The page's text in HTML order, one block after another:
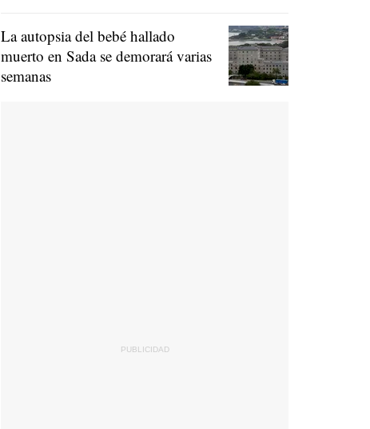
La autopsia del bebé hallado
muerto en Sada se demorará varias
semanas